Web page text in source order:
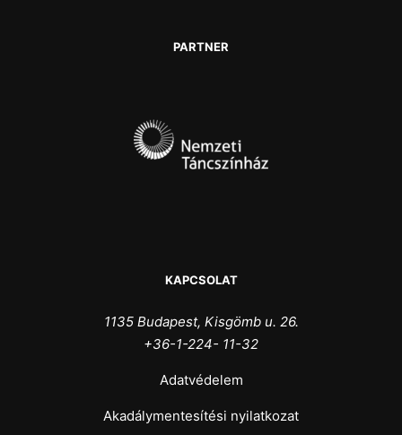
PARTNER
KAPCSOLAT
1135 Budapest, Kisgömb u. 26.
+36-1-224- 11-32
Adatvédelem
Akadálymentesítési nyilatkozat